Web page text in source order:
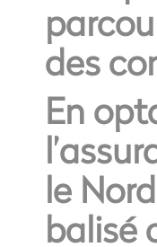
des
En
le
balisé